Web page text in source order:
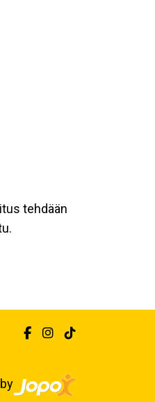
tehdään